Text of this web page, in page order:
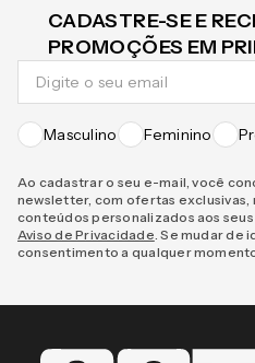
CADASTRE-SE E
PROMOÇÕES EM
Masculino Feminino
Ao cadastrar o seu e-mail, você
newsletter, com ofertas exclusivas,
conteúdos personalizados aos
Aviso de Privacidade . Se mudar de
consentimento a qualquer